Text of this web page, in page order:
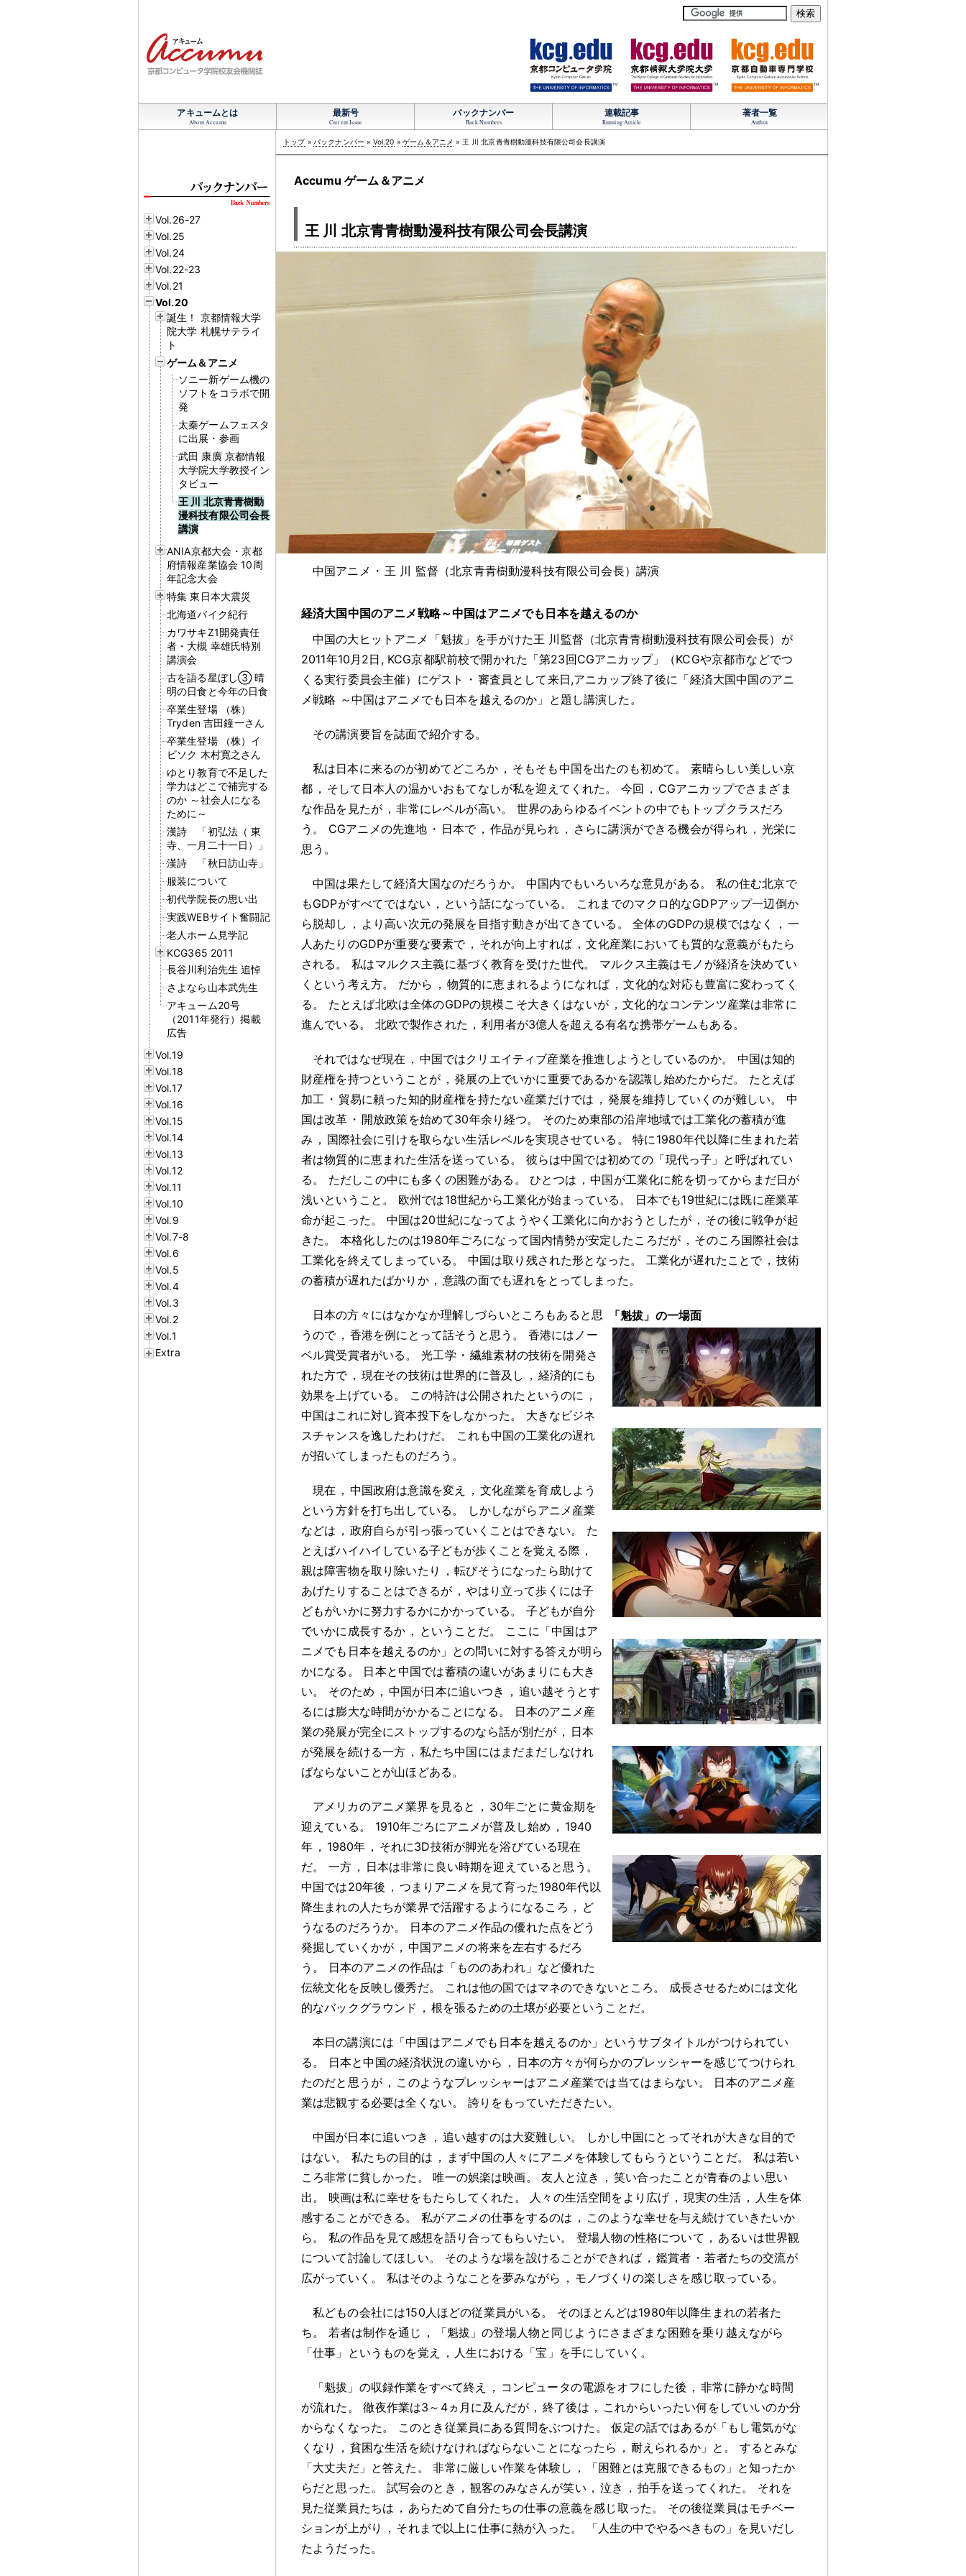
TM TM TM
アキュームとは
About Accumu
最新号
Current Issue
バックナンバー
Back Numbers
連載記事
Running Article
著者一覧
Author
Vol.26-27
Vol.25
Vol.24
Vol.22-23
Vol.21
Vol.20
誕生！ 京都情報大学
院大学 札幌サテライ
ト
ゲーム＆アニメ
ソニー新ゲーム機の
ソフトをコラボで開
発
太秦ゲームフェスタ
に出展・参画
武田 康廣 京都情報
大学院大学教授イン
タビュー
王 川 北京青青樹動
漫科技有限公司会長
講演
ANIA京都大会・京都
府情報産業協会 10周
年記念大会
特集 東日本大震災
北海道バイク紀行
カワサキZ1開発責任
者・大槻 幸雄氏特別
講演会
古を語る星ぼし③ 晴
明の日食と今年の日食
卒業生登場 （株）
Tryden 吉田鐘一さん
卒業生登場 （株）イ
ビソク 木村寛之さん
ゆとり教育で不足した
学力はどこで補完する
のか ～社会人になる
ために～
漢詩 「初弘法（ 東
寺、一月二十一日）」
漢詩 「秋日訪山寺」
服装について
初代学院長の思い出
実践WEBサイト奮闘記
老人ホーム見学記
KCG365 2011
長谷川利治先生 追悼
さよなら山本武先生
アキューム20号
（2011年発行）掲載
広告
Vol.19
Vol.18
Vol.17
Vol.16
Vol.15
Vol.14
Vol.13
Vol.12
Vol.11
Vol.10
Vol.9
Vol.7-8
Vol.6
Vol.5
Vol.4
Vol.3
Vol.2
Vol.1
Extra
トップ» バックナンバー » Vol.20 »ゲーム＆アニメ » 王 川 北京青青樹動漫科技有限公司会長講演
Accumu ゲーム＆アニメ
王 川 北京青青樹動漫科技有限公司会長講演
中国アニメ ・ 王 川 監督（北京青青樹動漫科技有限公司会長）講演
経済大国中国のアニメ戦略～中国はアニメでも日本を越えるのか
中国の大ヒットアニメ「魁拔」を手がけた王 川監督（北京青青樹動漫科技有限公司会長）が
2011年10月2日, KCG京都駅前校で開かれた「第23回CGアニカップ」（KCGや京都市などでつ
くる実行委員会主催）にゲスト
・ 審査員として来日,アニカップ終了後に「経済大国中国のアニ
メ戦略 ～中国はアニメでも日本を越えるのか」と題し講演した 。
その講演要旨を誌面で紹介する 。
私は日本に来るのが初めてどころか ， そもそも中国を出たのも初めて 。
素晴らしい美しい京
都 ， そして日本人の温かいおもてなしが私を迎えてくれた 。 今回 ， CGアニカップでさまざま
な作品を見たが ， 非常にレベルが高い。
世界のあらゆるイベントの中でもトップクラスだろ
う 。 CGアニメの先進地 ・ 日本で ， 作品が見られ ， さらに講演ができる機会が得られ ， 光栄に
思う 。
中国は果たして経済大国なのだろうか。 中国内でもいろいろな意見がある 。
私の住む北京で
もGDPがすべてではない ， という話になっている 。
これまでのマクロ的なGDPアップ一辺倒か
ら脱却し ， より高い次元の発展を目指す動きが出てきている 。 全体のGDPの規模ではなく ， 一
人あたりのGDPが重要な要素で ， それが向上すれば ， 文化産業においても質的な意義がもたら
される 。 私はマルクス主義に基づく教育を受けた世代。
マルクス主義はモノが経済を決めてい
くという考え方。 だから ， 物質的に恵まれるようになれば ， 文化的な対応も豊富に変わってく
る 。 たとえば北欧は全体のGDPの規模こそ大きくはないが ， 文化的なコンテンツ産業は非常に
進んでいる 。 北欧で製作された ， 利用者が3億人を超える有名な携帯ゲームもある 。
それではなぜ現在 ， 中国ではクリエイティブ産業を推進しようとしているのか。
中国は知的
財産権を持つということが ， 発展の上でいかに重要であるかを認識し始めたからだ。
たとえば
加工 ・ 貿易に頼った知的財産権を持たない産業だけでは ， 発展を維持していくのが難しい。
中
国は改革 ・ 開放政策を始めて30年余り経つ。
そのため東部の沿岸地域では工業化の蓄積が進
み ， 国際社会に引けを取らない生活レベルを実現させている 。
特に1980年代以降に生まれた若
者は物質的に恵まれた生活を送っている 。
彼らは中国では初めての「現代っ子」と呼ばれてい
る 。 ただしこの中にも多くの困難がある 。 ひとつは ， 中国が工業化に舵を切ってからまだ日が
浅いということ 。 欧州では18世紀から工業化が始まっている 。
日本でも19世紀には既に産業革
命が起こった 。 中国は20世紀になってようやく工業化に向かおうとしたが ， その後に戦争が起
きた 。 本格化したのは1980年ごろになって国内情勢が安定したころだが ， そのころ国際社会は
工業化を終えてしまっている 。 中国は取り残された形となった 。 工業化が遅れたことで ， 技術
の蓄積が遅れたばかりか ， 意識の面でも遅れをとってしまった 。
「魁拔」の一場面
日本の方々にはなかなか理解しづらいところもあると思
うので ， 香港を例にとって話そうと思う 。
香港にはノー
ベル賞受賞者がいる 。 光工学 ・ 繊維素材の技術を開発さ
れた方で ， 現在その技術は世界的に普及し ， 経済的にも
効果を上げている 。 この特許は公開されたというのに ，
中国はこれに対し資本投下をしなかった 。
大きなビジネ
スチャンスを逸したわけだ。
これも中国の工業化の遅れ
が招いてしまったものだろう 。
現在 ， 中国政府は意識を変え ， 文化産業を育成しよう
という方針を打ち出している 。
しかしながらアニメ産業
などは ， 政府自らが引っ張っていくことはできない。
た
とえばハイハイしている子どもが歩くことを覚える際 ，
親は障害物を取り除いたり
， 転びそうになったら助けて
あげたりすることはできるが ， やはり立って歩くには子
どもがいかに努力するかにかかっている 。
子どもが自分
でいかに成長するか ， ということだ。
ここに「中国はア
ニメでも日本を越えるのか」との問いに対する答えが明ら
かになる 。
日本と中国では蓄積の違いがあまりにも大き
い。 そのため ， 中国が日本に追いつき ， 追い越そうとす
るには膨大な時間がかかることになる 。
日本のアニメ産
業の発展が完全にストップするのなら話が別だが ， 日本
が発展を続ける一方 ， 私たち中国にはまだまだしなけれ
ばならないことが山ほどある 。
アメリカのアニメ業界を見ると ， 30年ごとに黄金期を
迎えている 。 1910年ごろにアニメが普及し始め ， 1940
年 ， 1980年 ， それに3D技術が脚光を浴びている現在
だ。 一方 ， 日本は非常に良い時期を迎えていると思う 。
中国では20年後 ， つまりアニメを見て育った1980年代以
降生まれの人たちが業界で活躍するようになるころ ， ど
うなるのだろうか。
日本のアニメ作品の優れた点をどう
発掘していくかが ， 中国アニメの将来を左右するだろ
う 。
日本のアニメの作品は「もののあわれ」など優れた
伝統文化を反映し優秀だ。 これは他の国ではマネのできないところ 。
成長させるためには文化
的なバックグラウンド ， 根を張るための土壌が必要ということだ。
本日の講演には「中国はアニメでも日本を越えるのか」というサブタイトルがつけられてい
る 。 日本と中国の経済状況の違いから ， 日本の方々が何らかのプレッシャーを感じてつけられ
たのだと思うが ， このようなプレッシャーはアニメ産業では当てはまらない 。
日本のアニメ産
業は悲観する必要は全くない。 誇りをもっていただきたい。
中国が日本に追いつき ， 追い越すのは大変難しい。
しかし中国にとってそれが大きな目的で
はない。 私たちの目的は ， まず中国の人々にアニメを体験してもらうということだ。
私は若い
ころ非常に貧しかった 。 唯一の娯楽は映画。 友人と泣き ， 笑い合ったことが青春のよい思い
出 。 映画は私に幸せをもたらしてくれた 。 人々の生活空間をより広げ ， 現実の生活 ， 人生を体
感することができる 。 私がアニメの仕事をするのは ， このような幸せを与え続けていきたいか
ら 。 私の作品を見て感想を語り合ってもらいたい。 登場人物の性格について ， あるいは世界観
について討論してほしい。 そのような場を設けることができれば ， 鑑賞者 ・ 若者たちの交流が
広がっていく 。 私はそのようなことを夢みながら ， モノづくりの楽しさを感じ取っている 。
私どもの会社には150人ほどの従業員がいる 。
そのほとんどは1980年以降生まれの若者た
ち 。 若者は制作を通じ ，
「魁拔」の登場人物と同じようにさまざまな困難を乗り越えながら
「仕事」というものを覚え
， 人生における「宝」を手にしていく 。
「魁拔」の収録作業をすべて終え ， コンピュータの電源をオフにした後 ， 非常に静かな時間
が流れた 。 徹夜作業は3～4ヵ月に及んだが ， 終了後は ， これからいったい何をしていいのか分
からなくなった 。 このとき従業員にある質問をぶつけた 。
仮定の話ではあるが「もし電気がな
くなり
， 貧困な生活を続けなければならないことになったら ， 耐えられるか」と 。
するとみな
「大丈夫だ」と答えた 。 非常に厳しい作業を体験し ，
「困難とは克服できるもの」と知ったか
らだと思った 。 試写会のとき ， 観客のみなさんが笑い ， 泣き ， 拍手を送ってくれた 。
それを
見た従業員たちは ， あらためて自分たちの仕事の意義を感じ取った 。
その後従業員はモチベー
ションが上がり
， それまで以上に仕事に熱が入った 。
「人生の中でやるべきもの」を見いだし
たようだった 。